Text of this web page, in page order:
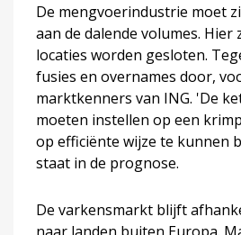
De mengvoerindustrie moet
aan de dalende volumes. Hier
locaties worden gesloten.
fusies en overnames door,
marktkenners van ING. 'De
moeten instellen op een
op efficiënte wijze te kunnen
staat in de prognose.
De varkensmarkt blijft